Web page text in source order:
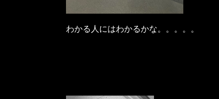
わかる人にはわかるかな。。。。。